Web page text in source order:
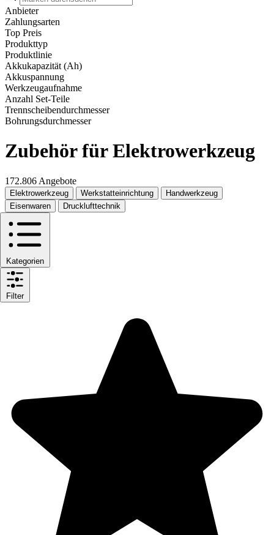
Anbieter
Zahlungsarten
Top Preis
Produkttyp
Produktlinie
Akkukapazität (Ah)
Akkuspannung
Werkzeugaufnahme
Anzahl Set-Teile
Trennscheibendurchmesser
Bohrungsdurchmesser
Zubehör für Elektrowerkzeug
172.806 Angebote
Elektrowerkzeug Werkstatteinrichtung
Handwerkzeug
Eisenwaren
Drucklufttechnik
Kategorien
Filter